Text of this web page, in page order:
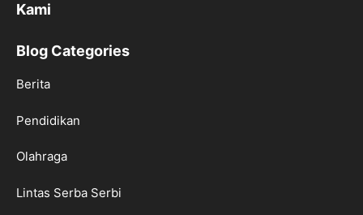
Kami
Blog Categories
Berita
Pendidikan
Olahraga
Lintas Serba Serbi